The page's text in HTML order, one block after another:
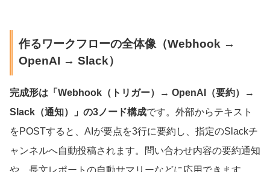
作るワークフローの全体像（Webhook →
OpenAI → Slack）
完成形は「Webhook（トリガー）→ OpenAI（要約）→
Slack（通知）」の3ノード構成です。外部からテキスト
をPOSTすると、AIが要点を3行に要約し、指定のSlackチ
ャンネルへ自動投稿されます。問い合わせ内容の要約通知